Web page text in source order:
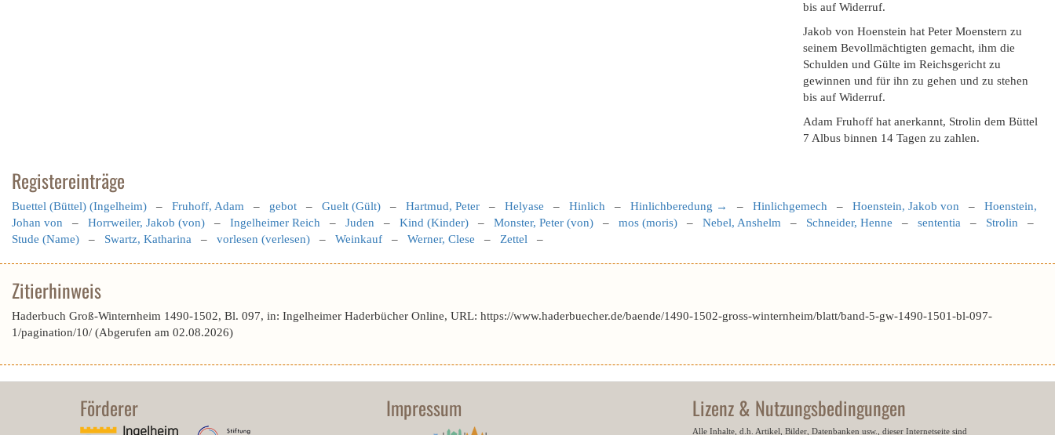
bis auf Widerruf.
Jakob von Hoenstein hat Peter Moenstern zu
seinem Bevollmächtigten gemacht, ihm die
Schulden und Gülte im Reichsgericht zu
gewinnen und für ihn zu gehen und zu stehen
bis auf Widerruf.
Adam Fruhoff hat anerkannt, Strolin dem Büttel
7 Albus binnen 14 Tagen zu zahlen.
Registereinträge
Buettel (Büttel) (Ingelheim) – Fruhoff, Adam – gebot – Guelt (Gült) – Hartmud, Peter – Helyase – Hinlich – Hinlichberedung → – Hinlichgemech – Hoenstein, Jakob von – Hoenstein,
Johan von – Horrweiler, Jakob (von) – Ingelheimer Reich – Juden – Kind (Kinder) – Monster, Peter (von) – mos (moris) – Nebel, Anshelm – Schneider, Henne – sententia – Strolin –
Stude (Name) – Swartz, Katharina – vorlesen (verlesen) – Weinkauf – Werner, Clese – Zettel –
Zitierhinweis
Haderbuch Groß-Winternheim 1490-1502, Bl. 097, in: Ingelheimer Haderbücher Online, URL: https://www.haderbuecher.de/baende/1490-1502-gross-winternheim/blatt/band-5-gw-1490-1501-bl-097-
1/pagination/10/ (Abgerufen am 02.08.2026)
Förderer Impressum Lizenz & Nutzungsbedingungen
Alle Inhalte, d.h. Artikel, Bilder, Datenbanken usw., dieser Internetseite sind